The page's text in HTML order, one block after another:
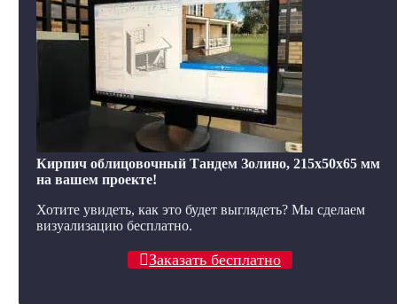
Кирпич облицовочный Тандем Золино, 215x50x65 мм
на вашем проекте!
Хотите увидеть, как это будет выглядеть? Мы сделаем
визуализацию бесплатно.
Заказать бесплатно